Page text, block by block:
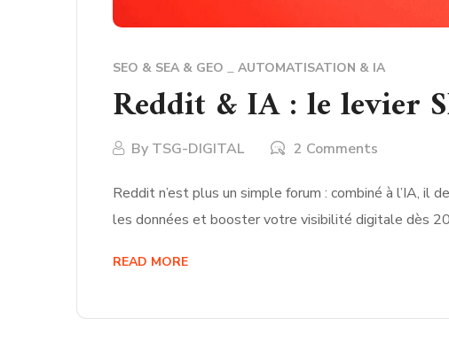
SEO & SEA & GEO AUTOMATISATION & IA
Reddit & IA : le levier
By TSG-DIGITAL 2 Comments
Reddit n’est plus un simple forum : combiné à l’IA,
les données et booster votre visibilité digitale dès
READ MORE